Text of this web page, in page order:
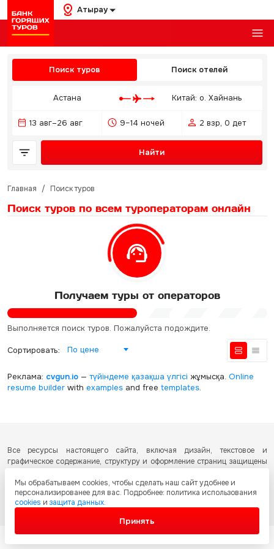
Атырау
Поиск туров Поиск отелей
Астана Китай: о. Хайнань
13 авг–26 авг 9–14 ночей 2 взр, 0 дет
Найти
Главная / Поиск туров
Поиск туров по всем туроператорам онлайн
Получаем туры от операторов
Выполняется поиск туров. Пожалуйста подождите.
Сортировать: По цене
Реклама: cvgun.io— түйіндеме қазақша үлгісі жұмысқа. Online
resume builderwith examplesand free templates.
Все ресурсы настоящего сайта, включая дизайн, текстовое и
графическое содержание, структуру и оформление страниц защищены
Казахстан об охране авторских прав и интеллектуальной собственности.
Любое копирование и распространение материалов сайта без
письменного разрешения запрещено.
Мы обрабатываем cookies, чтобы сделать наш сайт удобнее и
персонализированее для вас. Подробнее: политика использования
cookies и защита данных.
Принять